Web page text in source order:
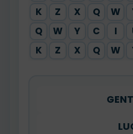
K
Z X Q W
Q
W Y C I
K
Z X Q W